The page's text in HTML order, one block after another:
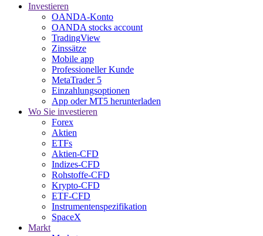
Investieren
OANDA-Konto
OANDA stocks account
TradingView
Zinssätze
Mobile app
Professioneller Kunde
MetaTrader 5
Einzahlungsoptionen
App oder MT5 herunterladen
Wo Sie investieren
Forex
Aktien
ETFs
Aktien-CFD
Indizes-CFD
Rohstoffe-CFD
Krypto-CFD
ETF-CFD
Instrumentenspezifikation
SpaceX
Markt